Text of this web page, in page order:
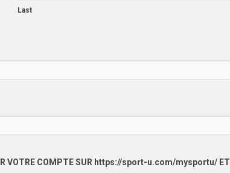
Last
VOTRE COMPTE SUR https://sport-u.com/mysportu/ ET